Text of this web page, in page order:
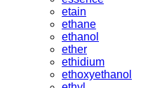
etain
ethane
ethanol
ether
ethidium
ethoxyethanol